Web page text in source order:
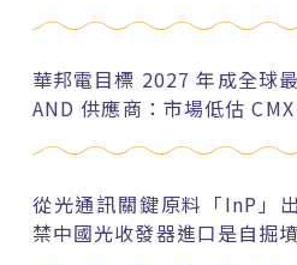
華邦電目標 2027 年成全球
AND 供應商：市場低估
從光通訊關鍵原料「InP」
禁中國光收發器進口是自掘